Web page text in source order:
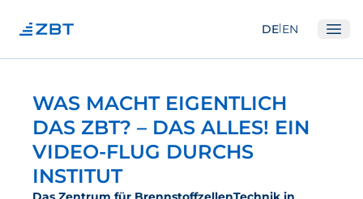
DE|EN
Über Uns
Abteilungen
Ausstattung
WAS MACHT EIGENTLICH
DAS ZBT? – DAS ALLES! EIN
VIDEO-FLUG DURCHS
INSTITUT